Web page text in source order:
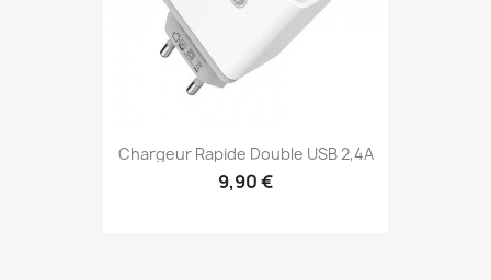
Chargeur Rapide Double USB 2,4A
9,90 €